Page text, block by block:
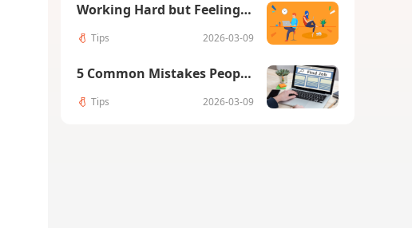
Working Hard but Feeling Unfulfilled: What Might Be Missing
Tips 2026-03-09
5 Common Mistakes People Make When Looking for a Job
Tips 2026-03-09